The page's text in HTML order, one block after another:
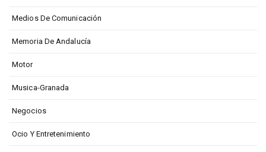
Medios De Comunicación
Memoria De Andalucía
Motor
Musica-Granada
Negocios
Ocio Y Entretenimiento